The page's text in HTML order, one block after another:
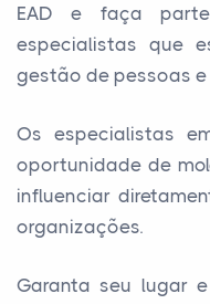
EAD e faça
especialistas que
gestão de pessoas
Os especialistas
oportunidade de
influenciar
organizações.
Garanta seu lugar